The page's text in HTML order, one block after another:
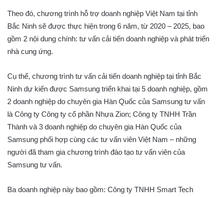
Theo đó, chương trình hỗ trợ doanh nghiệp Việt Nam tại tỉnh
Bắc Ninh sẽ được thực hiện trong 6 năm, từ 2020 – 2025, bao
gồm 2 nội dung chính: tư vấn cải tiến doanh nghiệp và phát triển
nhà cung ứng.
Cụ thể, chương trình tư vấn cải tiến doanh nghiệp tại tỉnh Bắc
Ninh dự kiến được Samsung triển khai tại 5 doanh nghiệp, gồm
2 doanh nghiệp do chuyên gia Hàn Quốc của Samsung tư vấn
là Công ty Công ty cổ phần Nhựa Zion; Công ty TNHH Trần
Thành và 3 doanh nghiệp do chuyên gia Hàn Quốc của
Samsung phối hợp cùng các tư vấn viên Việt Nam – những
người đã tham gia chương trình đào tạo tư vấn viên của
Samsung tư vấn.
Ba doanh nghiệp này bao gồm: Công ty TNHH Smart Tech